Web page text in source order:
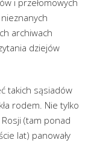
i przełomowych
archiwach
dziejów
takich sąsiadów
rodem. Nie tylko
(tam ponad
lat) panowały